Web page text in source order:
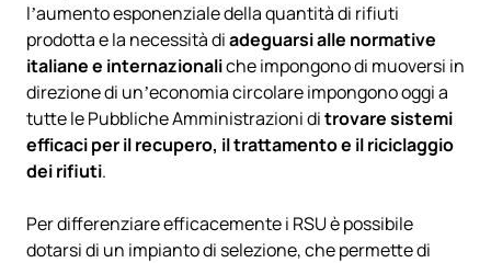
l’aumento esponenziale della quantità di rifiuti
prodotta e la necessità diadeguarsi alle normative
italiane e internazionaliche impongono di muoversi in
direzione di un’economia circolare impongono oggi a
tutte le Pubbliche Amministrazioni ditrovare sistemi
efficaci per il recupero, il trattamento e il riciclaggio
dei rifiuti.
Per differenziare efficacemente i RSU è possibile
dotarsi di un impianto di selezione, che permette di